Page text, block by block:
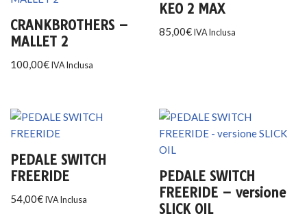
CRANKBROTHERS –
MALLET 2
100,00€ IVA Inclusa
KEO 2 MAX
85,00€ IVA Inclusa
PEDALE SWITCH
FREERIDE
54,00€ IVA Inclusa
PEDALE SWITCH
FREERIDE – versione
SLICK OIL